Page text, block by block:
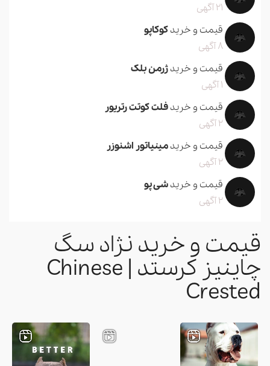
21 آگهی
قیمت و خریدکوکاپو
8 آگهی
قیمت و خریدژرمن بلک
1 آگهی
قیمت و خریدفلت کوتت رتریور
2 آگهی
قیمت و خریدمینیاتور اشنوزر
2 آگهی
قیمت و خریدشی پو
2 آگهی
قیمت و خرید نژاد سگ
چاینیز کرستد | Chinese
Crested